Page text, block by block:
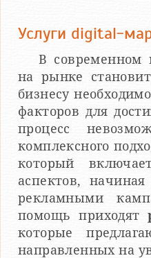
Услуги digital-
В современном
на рынке
бизнесу
факторов для
процесс
комплексного
который
аспектов,
рекламными
помощь приходят
которые
направленных на